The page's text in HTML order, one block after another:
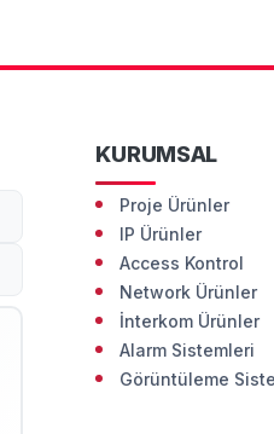
KURUMSAL
Proje Ürünler
IP Ürünler
Access Kontrol
Network Ürünler
İnterkom Ürünler
Alarm Sistemleri
Görüntüleme